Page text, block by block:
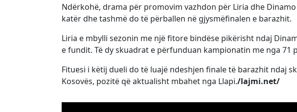
Ndërkohë, drama për promovim vazhdon për Liria dhe
katër dhe tashmë do të përballen në gjysmëfinalen e barazhit.
Liria e mbylli sezonin me një fitore bindëse pikërisht ndaj
e fundit. Të dy skuadrat e përfunduan kampionatin me nga
Fituesi i këtij dueli do të luajë ndeshjen finale të barazhit ndaj
Kosovës, pozitë që aktualisht mbahet nga Llapi./lajmi.net/